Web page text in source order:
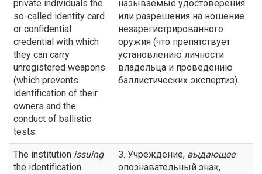
private individuals the
so-called identity card
or confidential
credential with which
they can carry
unregistered weapons
(which prevents
identification of their
owners and the
conduct of ballistic
tests.
называемые удостоверения
или разрешения на ношение
незарегистрированного
оружия (что препятствует
установлению личности
владельца и проведению
баллистических экспертиз).
The institution issuing
the identification
З. Учреждение, выдающее
опознавательный знак,